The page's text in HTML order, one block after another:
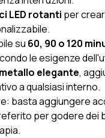
LED rotanti per
su 60, 90 o 120
le esigenze
metallo elegante,
a qualsiasi interno.
basta aggiungere
per godere dei